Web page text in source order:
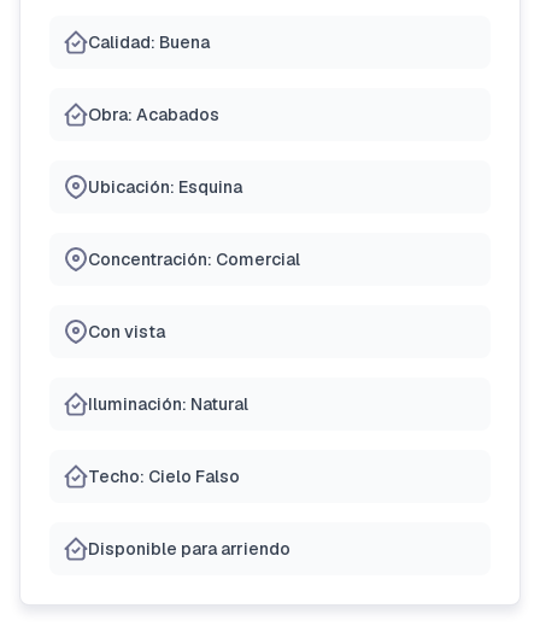
Calidad: Buena
Obra: Acabados
Ubicación: Esquina
Concentración: Comercial
Con vista
Iluminación: Natural
Techo: Cielo Falso
Disponible para arriendo